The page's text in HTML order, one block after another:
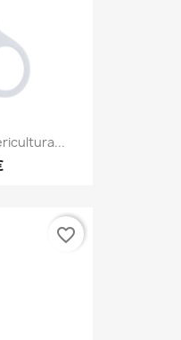
favorite_border